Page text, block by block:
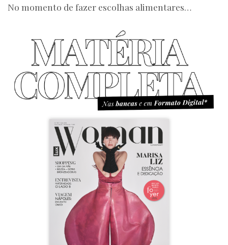
No momento de fazer escolhas alimentares…